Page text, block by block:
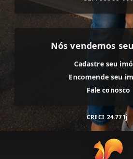
Nós vendemos
Cadastre seu
Encomende seu
Fale conosco
CRECI 24.771j